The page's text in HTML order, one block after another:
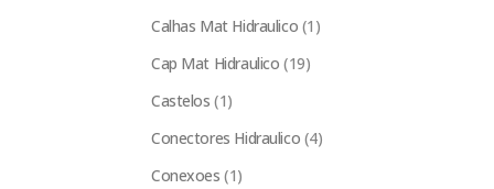
Calhas Mat Hidraulico (1)
Cap Mat Hidraulico (19)
Castelos (1)
Conectores Hidraulico (4)
Conexoes (1)